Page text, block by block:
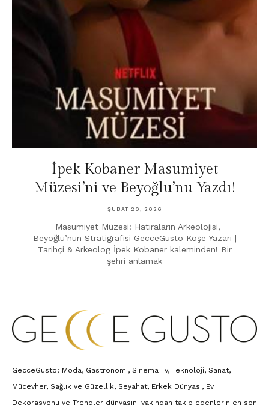
İpek Kobaner Masumiyet
Müzesi’ni ve Beyoğlu’nu Yazdı!
ŞUBAT 20, 2026
Masumiyet Müzesi: Hatıraların Arkeolojisi,
Beyoğlu’nun Stratigrafisi GecceGusto Köşe Yazarı |
Tarihçi & Arkeolog İpek Kobaner kaleminden! Bir
şehri anlamak
GecceGusto; Moda, Gastronomi, Sinema Tv, Teknoloji, Sanat,
Mücevher, Sağlık ve Güzellik, Seyahat, Erkek Dünyası, Ev
Dekorasyonu ve Trendler dünyasını yakından takip edenlerin en son